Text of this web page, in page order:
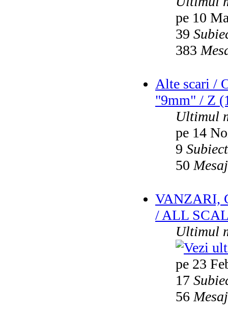
pe 10
39
383
Alte scari /
"9mm" / Z
Ultimul
pe 14
9
50
VANZARI,
/ ALL
Ultimul
pe 23
17
56